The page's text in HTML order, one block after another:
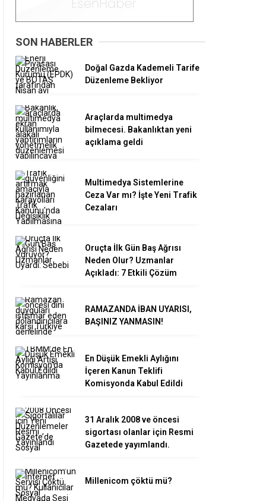
SON HABERLER
Doğal Gazda Kademeli Tarife
Düzenleme Bekliyor
Araçlarda multimedya
bilmecesi. Bakanlıktan yeni
açıklama geldi
Multimedya Sistemlerine
Ceza Var mı? İşte Yeni Trafik
Cezaları
Oruçta İlk Gün Baş Ağrısı
Neden Olur? Uzmanlar
Açıkladı: 7 Etkili Çözüm
RAMAZANDA İBAN UYARISI,
BAŞINIZ YANMASIN!
En Düşük Emekli Aylığını
İçeren Kanun Teklifi
Komisyonda Kabul Edildi
31 Aralık 2008 ve öncesi
sigortası olanlar için Resmi
Gazetede yayımlandı.
Millenicom çöktü mü?